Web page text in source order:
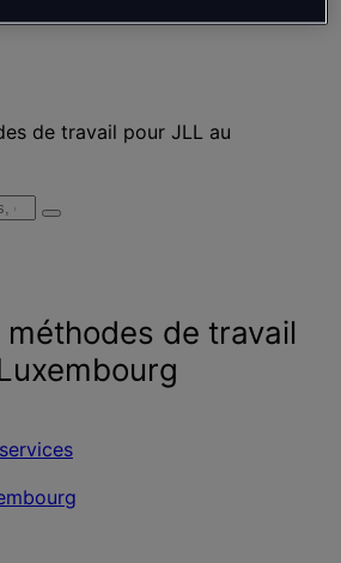
de travail pour JLL au
méthodes de travail